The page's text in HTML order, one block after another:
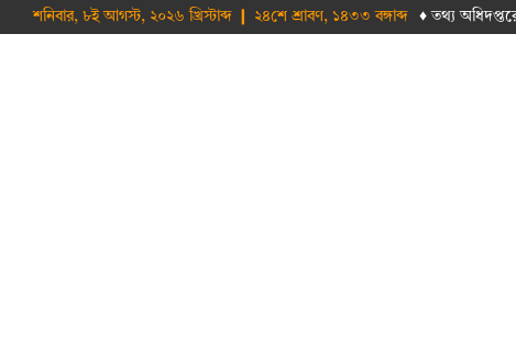
শনিবার, ৮ই আগস্ট, ২০২৬ খ্রিস্টাব্দ ❙ ২৪শে শ্রাবণ, ১৪৩৩ বঙ্গাব্দ ♦ তথ‌্য